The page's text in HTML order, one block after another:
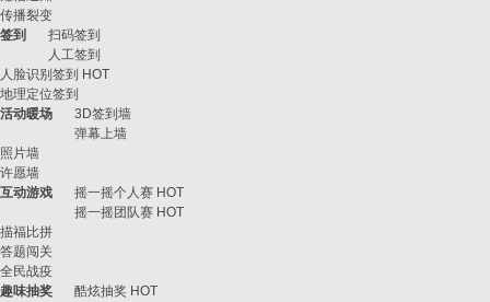
传播裂变
签到
扫码签到
人工签到
人脸识别签到 HOT
地理定位签到
活动暖场
3D签到墙
弹幕上墙
照片墙
许愿墙
互动游戏
摇一摇个人赛 HOT
摇一摇团队赛 HOT
描福比拼
答题闯关
全民战疫
趣味抽奖
酷炫抽奖 HOT